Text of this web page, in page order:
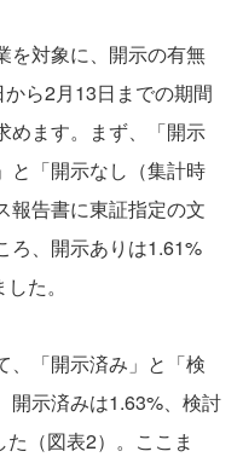
を対象に、開示の有無
ら2月13日までの期間
めます。まず、「開示
と「開示なし（集計時
報告書に東証指定の文
ろ、開示ありは1.61%
た。
、「開示済み」と「検
開示済みは1.63%、検討
（図表2）。ここま